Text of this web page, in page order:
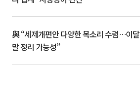
與 “세제개편안 다양한 목소리 수렴…이달
말 정리 가능성”